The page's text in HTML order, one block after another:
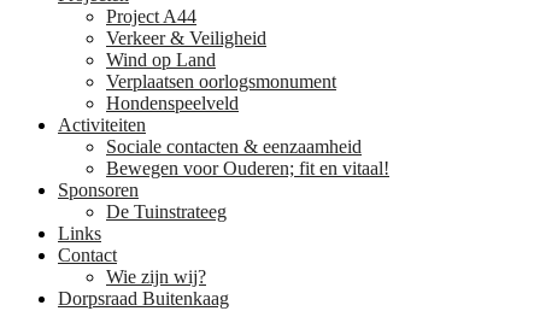
Project A44
Verkeer & Veiligheid
Wind op Land
Verplaatsen oorlogsmonument
Hondenspeelveld
Activiteiten
Sociale contacten & eenzaamheid
Bewegen voor Ouderen; fit en vitaal!
Sponsoren
De Tuinstrateeg
Links
Contact
Wie zijn wij?
Dorpsraad Buitenkaag